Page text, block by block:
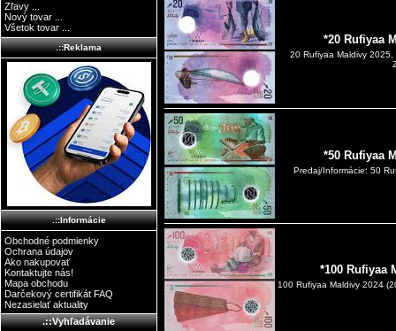
Zľavy ...
Nový tovar ...
Všetok tovar ...
.::Reklama
.::Informácie
Obchodné podmienky
Ochrana údajov
Ako nakupovať
Kontaktujte nás!
Mapa obchodu
Darčekový certifikát FAQ
Nezasielať aktuality
.::Vyhľadávanie
*20 Rufiyaa
20 Rufiyaa Maldivy 2025,
*50 Rufiyaa
Predaj/Informácie: 50
*100 Rufiyaa
100 Rufiyaa Maldivy 2024